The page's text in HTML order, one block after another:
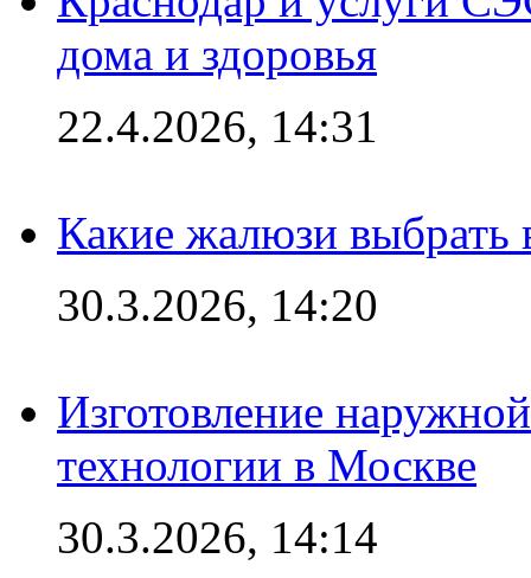
дома и здоровья
22.4.2026, 14:31
Какие жалюзи выбрать
30.3.2026, 14:20
Изготовление
технологии в Москве
30.3.2026, 14:14